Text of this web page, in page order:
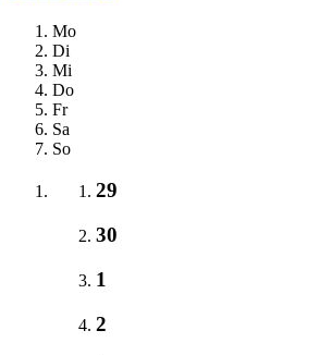
Mo
Di
Mi
Do
Fr
Sa
So
29
30
1
2